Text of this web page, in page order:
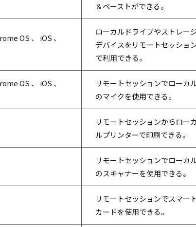
＆ペーストができる。
OS 、 iOS 、
ローカルドライブやストレー
デバイスをリモートセッショ
で利用できる。
OS 、 iOS 、
リモートセッションでローカ
のマイクを使用できる。
リモートセッションからロー
ルプリンターで印刷できる。
リモートセッションでローカ
のスキャナーを使用できる。
リモートセッションでスマー
カードを使用できる。